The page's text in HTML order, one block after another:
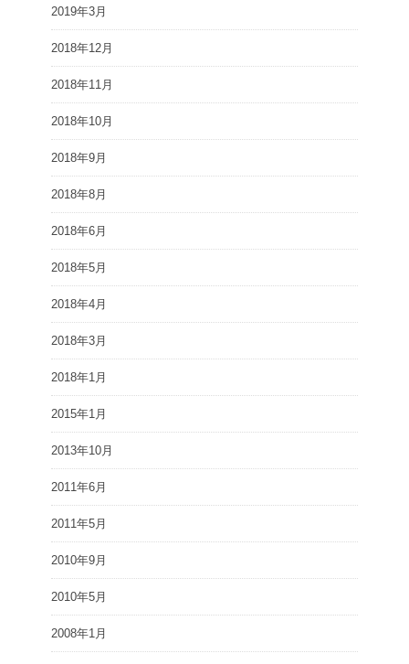
2019年3月
2018年12月
2018年11月
2018年10月
2018年9月
2018年8月
2018年6月
2018年5月
2018年4月
2018年3月
2018年1月
2015年1月
2013年10月
2011年6月
2011年5月
2010年9月
2010年5月
2008年1月